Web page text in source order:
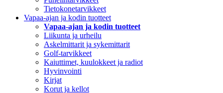
Tietokonetarvikkeet
Vapaa-ajan ja kodin tuotteet
Vapaa-ajan ja kodin tuotteet
Liikunta ja urheilu
Askelmittarit ja sykemittarit
Golf-tarvikkeet
Kaiuttimet, kuulokkeet ja radiot
Hyvinvointi
Kirjat
Korut ja kellot